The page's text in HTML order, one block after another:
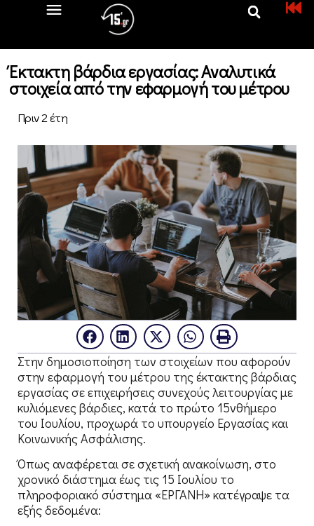
Έκτακτη βάρδια εργασίας: Αναλυτικά
στοιχεία από την εφαρμογή του μέτρου
Πριν 2 έτη
Στην δημοσιοποίηση των στοιχείων που αφορούν
στην εφαρμογή του μέτρου της έκτακτης βάρδιας
εργασίας σε επιχειρήσεις συνεχούς λειτουργίας με
κυλιόμενες βάρδιες, κατά το πρώτο 15νθήμερο
του Ιουλίου, προχωρά το υπουργείο Εργασίας και
Κοινωνικής Ασφάλισης.
Όπως αναφέρεται σε σχετική ανακοίνωση, στο
χρονικό διάστημα έως τις 15 Ιουλίου το
πληροφοριακό σύστημα «ΕΡΓΑΝΗ» κατέγραψε τα
εξής δεδομένα: